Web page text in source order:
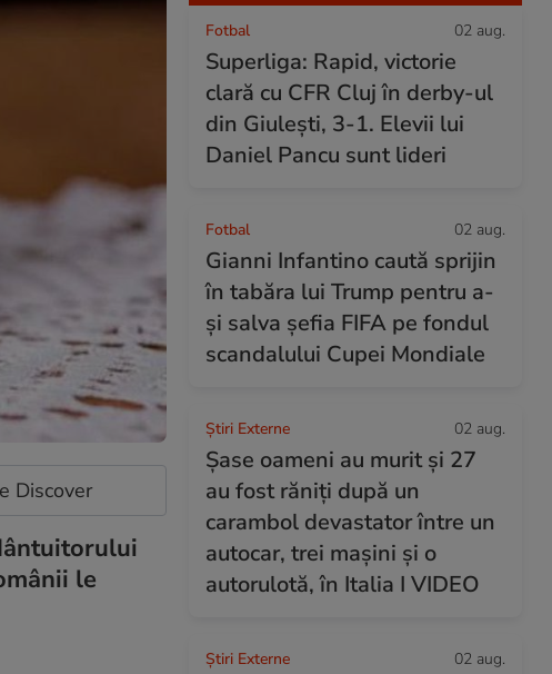
Discover
le
Fotbal 02 aug.
Superliga: Rapid, victorie
clară cu CFR Cluj în derby-ul
din Giulești, 3-1. Elevii lui
Daniel Pancu sunt lideri
Fotbal 02 aug.
Gianni Infantino caută sprijin
în tabăra lui Trump pentru a-
și salva șefia FIFA pe fondul
scandalului Cupei Mondiale
Știri Externe 02 aug.
Șase oameni au murit și 27
au fost răniți după un
carambol devastator între un
autocar, trei mașini și o
autorulotă, în Italia I VIDEO
Știri Externe 02 aug.